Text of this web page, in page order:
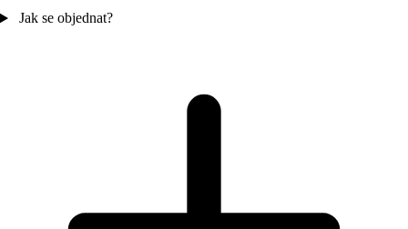
Jak se objednat?